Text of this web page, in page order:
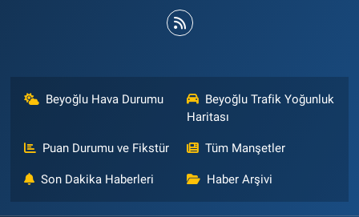
Beyoğlu Hava Durumu
Beyoğlu Trafik Yoğunluk
Haritası
Puan Durumu ve Fikstür Tüm Manşetler
Son Dakika Haberleri Haber Arşivi